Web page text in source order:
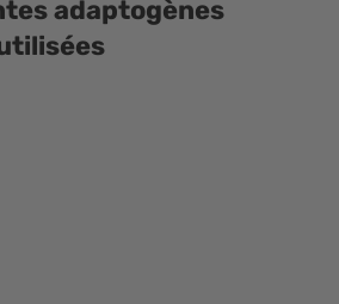
adaptogènes